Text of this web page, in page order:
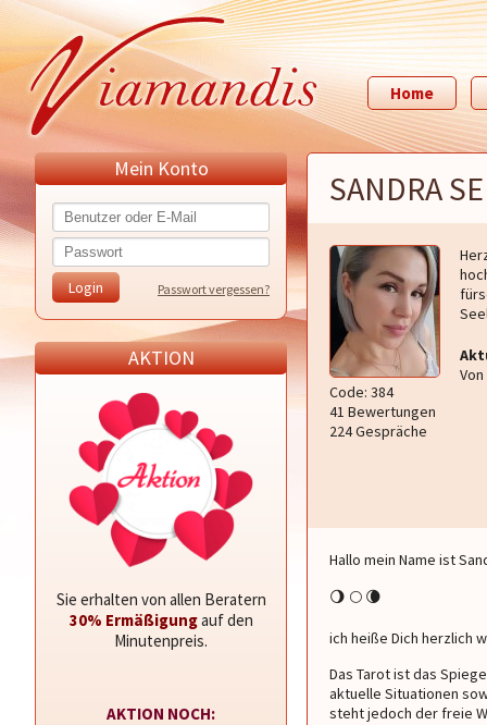
Home
Mein Konto
Passwort vergessen?
AKTION
Sie erhalten von allen Beratern
30% Ermäßigungauf den
Minutenpreis.
AKTION NOCH:
SANDRA
Code: 384
41 Bewertungen
224 Gespräche
Hallo mein Name ist
🌖 🌕 🌘
ich heiße Dich herzlich
Das Tarot ist das
aktuelle Situationen
steht jedoch der freie